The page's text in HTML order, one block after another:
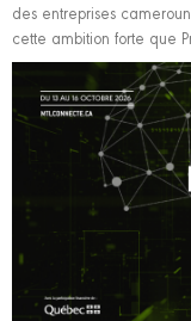
des entreprises
cette ambition forte que